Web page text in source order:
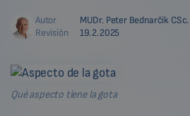
Autor
MUDr. Peter Bednarčík CSc.
Revisión
19.2.2025
Qué aspecto tiene la gota